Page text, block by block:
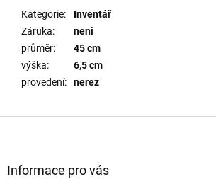
Kategorie:
Inventář
Záruka:
neni
průměr:
45 cm
výška:
6,5 cm
provedení: nerez
Informace pro vás